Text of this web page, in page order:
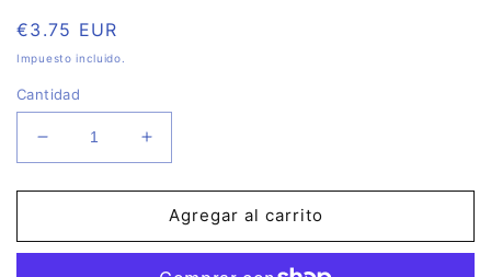
Precio
habitual
€3.75 EUR
Impuesto incluido.
Cantidad
Reducir
cantidad
para
2025
Aumentar
cantidad
para
Edición
2025
Agregar al carrito